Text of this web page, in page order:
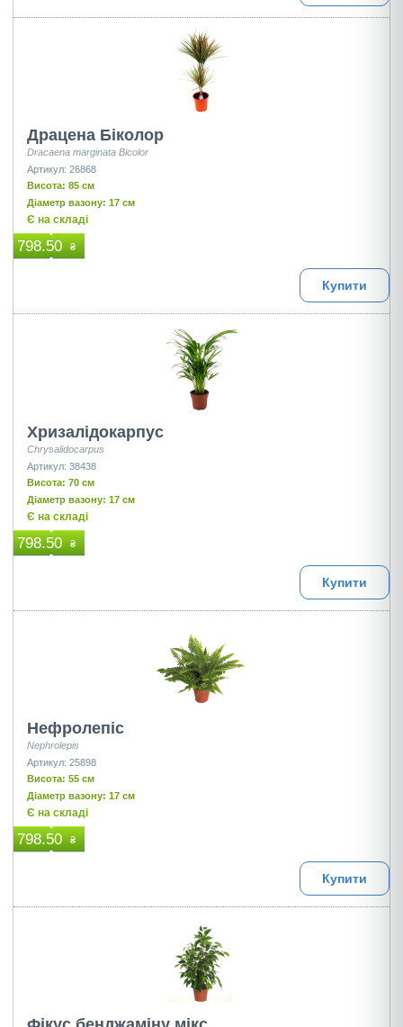
Драцена Біколор
Dracaena marginata Bicolor
Артикул: 26868
Висота: 85 см
Діаметр вазону: 17 см
Є на складі
798.50 ₴
Купити
Хризалідокарпус
Chrysalidocarpus
Артикул: 38438
Висота: 70 см
Діаметр вазону: 17 см
Є на складі
798.50 ₴
Купити
Нефролепіс
Nephrolepis
Артикул: 25898
Висота: 55 см
Діаметр вазону: 17 см
Є на складі
798.50 ₴
Купити